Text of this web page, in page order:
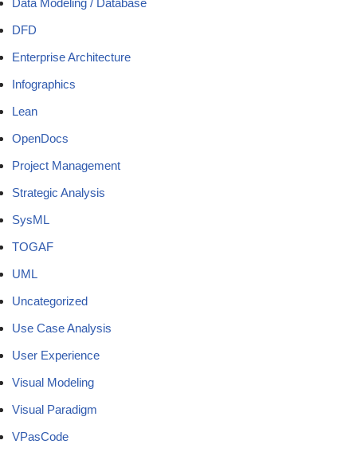
DFD
Enterprise Architecture
Infographics
Lean
OpenDocs
Project Management
Strategic Analysis
SysML
TOGAF
UML
Uncategorized
Use Case Analysis
User Experience
Visual Modeling
Visual Paradigm
VPasCode